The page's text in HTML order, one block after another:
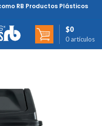
RB Productos Plásticos
0 artículos
$0